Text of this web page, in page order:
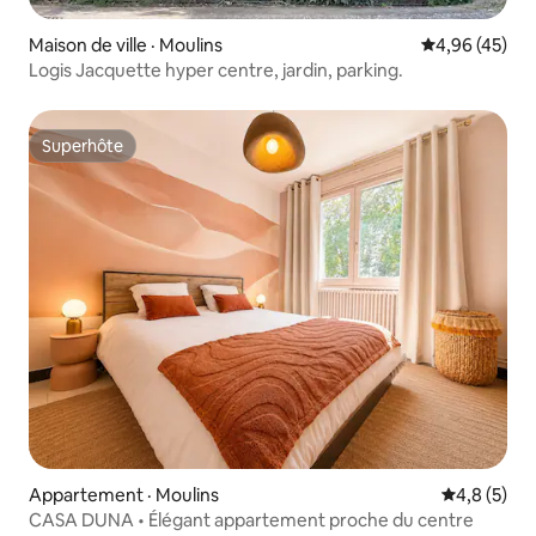
Maison de ville · Moulins Note
4,96 (45)
Logis Jacquette hyper centre, jardin, parking.
Superhôte
Superhôte
Appartement · Moulins Note
4,8 (5)
CASA DUNA • Élégant appartement proche du centre